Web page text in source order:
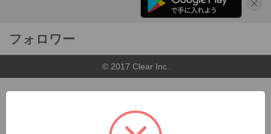
フォロワー
© 2017 Clear Inc.